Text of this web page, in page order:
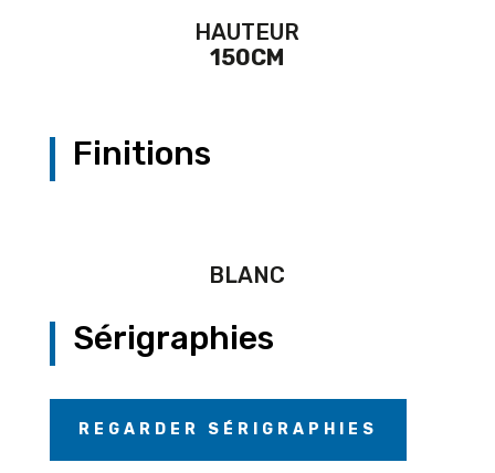
HAUTEUR
150CM
Finitions
BLANC
Sérigraphies
REGARDER SÉRIGRAPHIES